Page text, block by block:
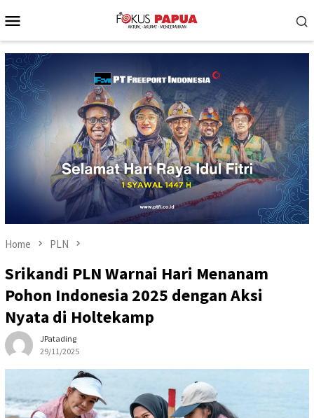
to
Menu
Home PLN
Srikandi PLN Warnai Hari Menanam
Pohon Indonesia 2025 dengan Aksi
Nyata di Holtekamp
JPatading
29/11/2025